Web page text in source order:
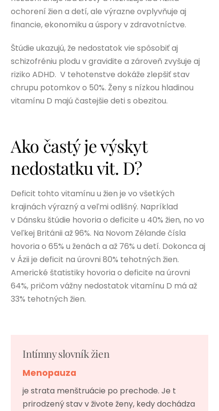
ochorení žien a detí, ale výrazne ovplyvňuje aj
financie, ekonomiku a úspory v zdravotníctve.
Štúdie ukazujú, že nedostatok vie spôsobiť aj
schizofréniu plodu v gravidite a zároveň zvyšuje aj
riziko ADHD. V tehotenstve dokáže zlepšiť stav
chrupu potomkov o 50%. Ženy s nízkou hladinou
vitamínu D majú častejšie deti s obezitou.
Ako častý je výskyt
nedostatku vit. D?
Deficit tohto vitamínu u žien je vo všetkých
krajinách výrazný a veľmi odlišný. Napríklad
v Dánsku štúdie hovoria o deficite u 40% žien, no vo
Veľkej Británii až 96%. Na Novom Zélande čísla
hovoria o 65% u ženách a až 76% u detí. Dokonca aj
v Ázii je deficit na úrovni 80% tehotných žien.
Americké štatistiky hovoria o deficite na úrovni
64%, pričom vážny nedostatok vitamínu D má až
33% tehotných žien.
Intímny slovník žien
Menopauza
je strata menštruácie po prechode. Je t
prirodzený stav v živote ženy, kedy dochádza